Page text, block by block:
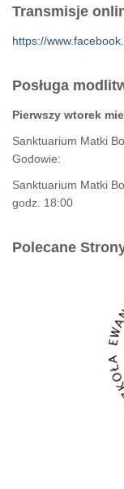
Transmisje
https://
Posługa
Pierwszy wtorek
Sanktuarium Matki
Godowie:
Sanktuarium Matki
godz. 18:00
Polecane